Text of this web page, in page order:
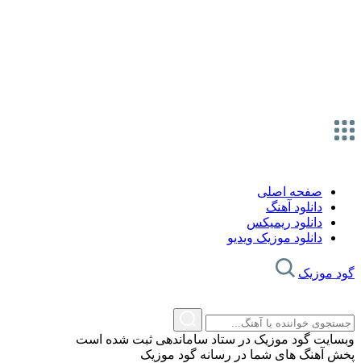
صفحه اصلی
دانلود آهنگ
دانلود ریمیکس
دانلود موزیک ویدیو
گود موزیک
وبسایت گود موزیک در ستاد ساماندهی ثبت شده است
پخش آهنگ های شما در رسانه گود موزیک